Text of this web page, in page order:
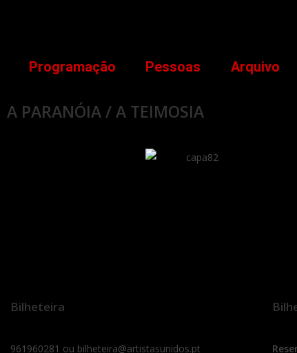
Programação Pessoas Arquivo
A PARANÓIA / A TEIMOSIA
Bilheteira
961960281 ou bilheteira@artistasunidos.pt